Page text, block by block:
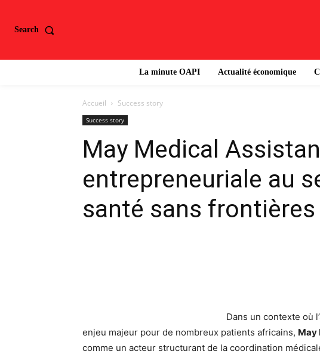
Search
La minute OAPI Actualité économique
Accueil Success story
Success story
May Medical
entrepreneuriale au
santé sans frontières
Dans un contexte où
enjeu majeur pour de nombreux patients africains, May
comme un acteur structurant de la coordination